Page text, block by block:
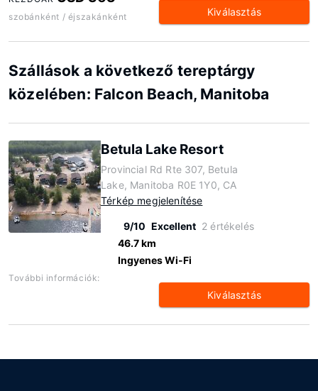
szobánként / éjszakánként Kiválasztás
Szállások a következő tereptárgy
közelében: Falcon Beach, Manitoba
Betula Lake Resort
Provincial Rd Rte 307, Betula
Lake, Manitoba R0E 1Y0, CA
Térkép megjelenítése
9/10 Excellent 2 értékelés
46.7 km
Ingyenes Wi-Fi
További információk:
Kiválasztás